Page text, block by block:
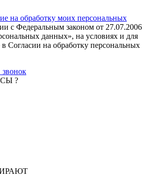
на обработку моих персональных
с Федеральным законом от 27.07.2006
данных», на условиях и для
Согласии на обработку персональных
?